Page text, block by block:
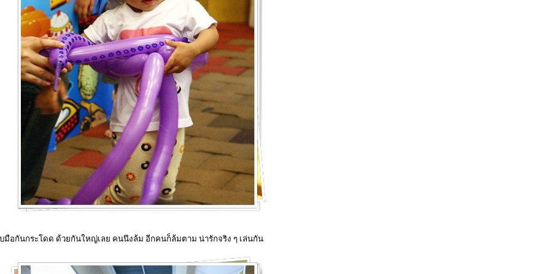
มือกันกระโดด ด้วยกันใหญ่เลย คนนึงล้ม อีกคนก็ล้มตาม น่ารักจริง ๆ เล่นกัน